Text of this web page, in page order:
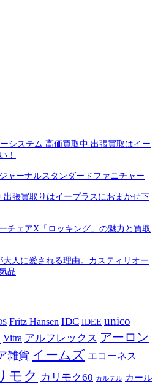
システム 高価買取中 出張買取はイー
！
ャーナルスタンダードファニチャー
出張買取りはイープラスにおまかせ下
チェアX「ロッキング」の魅力と買取
人に愛される理由。カスティリオー
品
Fritz Hansen IDC IDEE unico
Vitra アルフレックス アーロン
雑貨 イームズ エコーネス
モク カリモク60 カルテル カール